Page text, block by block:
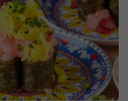
ュー展開】
や刺身だけでなく、和とフレ
ーティブなオリジナル寿司な
」のリーズナブルで上質な料